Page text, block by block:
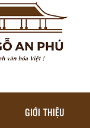
GIỚI THIỆU